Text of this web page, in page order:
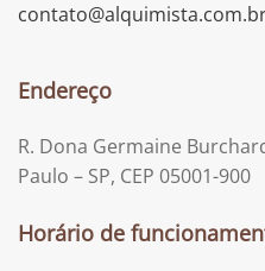
Endereço
R. Dona Germaine
Paulo – SP, CEP 05001-900
Horário de